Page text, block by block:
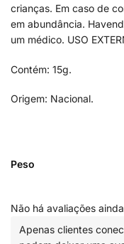
crianças. Em caso de
em abundância.
um médico. USO
Contém: 15g.
Origem: Nacional.
Peso
Não há avaliações
Apenas clientes